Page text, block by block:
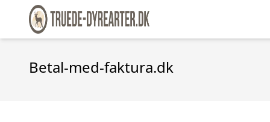
Betal-med-faktura.dk